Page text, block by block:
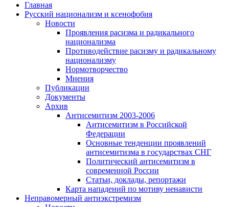
Главная
Русский национализм и ксенофобия
Новости
Проявления расизма и радикального
национализма
Противодействие расизму и радикальному
национализму
Нормотворчество
Мнения
Публикации
Документы
Архив
Антисемитизм 2003-2006
Антисемитизм в Российской
Федерации
Основные тенденции проявлений
антисемитизма в государствах СНГ
Политический антисемитизм в
современной России
Статьи, доклады, репортажи
Карта нападений по мотиву ненависти
Неправомерный антиэкстремизм